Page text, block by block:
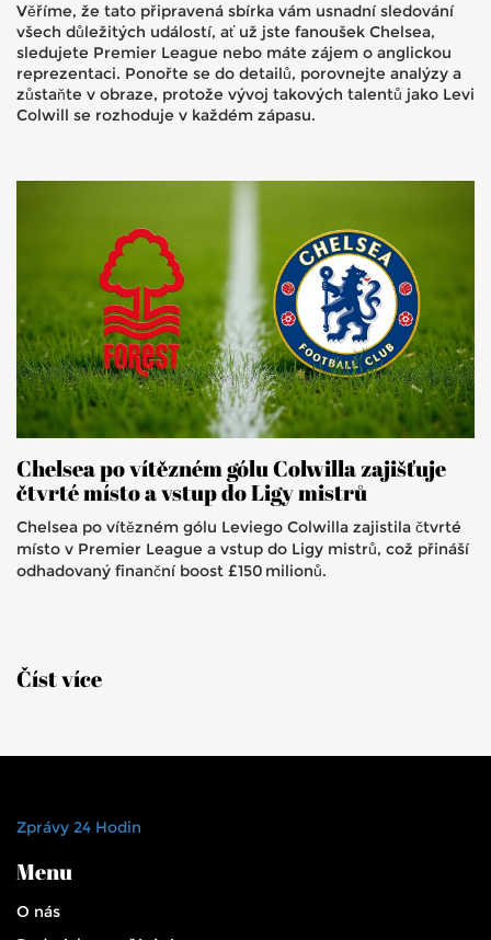
Věříme, že tato připravená sbírka vám usnadní sledování
všech důležitých událostí, ať už jste fanoušek Chelsea,
sledujete Premier League nebo máte zájem o anglickou
reprezentaci. Ponořte se do detailů, porovnejte analýzy a
zůstaňte v obraze, protože vývoj takových talentů jako Levi
Colwill se rozhoduje v každém zápasu.
Chelsea po vítězném gólu Colwilla zajišťuje
čtvrté místo a vstup do Ligy mistrů
Chelsea po vítězném gólu Leviego Colwilla zajistila čtvrté
místo v Premier League a vstup do Ligy mistrů, což přináší
odhadovaný finanční boost £150 milionů.
Číst více
Zprávy 24 Hodin
Menu
O nás